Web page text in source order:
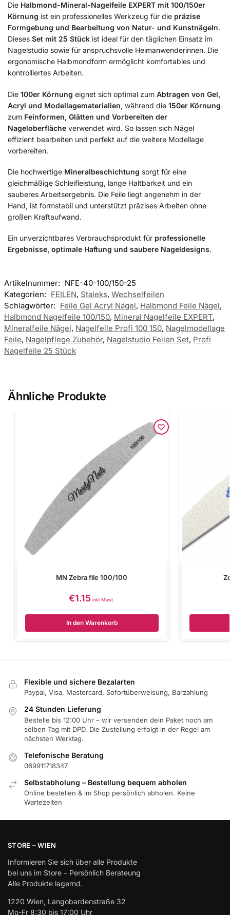
Die Halbmond-Mineral-Nagelfeile EXPERT mit 100/150er
Körnung ist ein professionelles Werkzeug für die präzise
Formgebung und Bearbeitung von Natur- und Kunstnägeln.
Dieses Set mit 25 Stück ist ideal für den täglichen Einsatz im
Nagelstudio sowie für anspruchsvolle Heimanwenderinnen. Die
ergonomische Halbmondform ermöglicht komfortables und
kontrolliertes Arbeiten.
Die 100er Körnung eignet sich optimal zum Abtragen von Gel,
Acryl und Modellagematerialien, während die 150er Körnung
zum Feinformen, Glätten und Vorbereiten der
Nageloberfläche verwendet wird. So lassen sich Nägel
effizient bearbeiten und perfekt auf die weitere Modellage
vorbereiten.
Die hochwertige Mineralbeschichtung sorgt für eine
gleichmäßige Schleifleistung, lange Haltbarkeit und ein
sauberes Arbeitsergebnis. Die Feile liegt angenehm in der
Hand, ist formstabil und unterstützt präzises Arbeiten ohne
großen Kraftaufwand.
Ein unverzichtbares Verbrauchsprodukt für professionelle
Ergebnisse, optimale Haftung und saubere Nageldesigns.
Artikelnummer: NFE-40-100/150-25
Kategorien: FEILEN, Staleks, Wechselfeilen
Schlagwörter: Feile Gel Acryl Nägel, Halbmond Feile Nägel,
Halbmond Nagelfeile 100/150, Mineral Nagelfeile EXPERT,
Mineralfeile Nägel, Nagelfeile Profi 100 150, Nagelmodellage
Feile, Nagelpflege Zubehör, Nagelstudio Feilen Set, Profi
Nagelfeile 25 Stück
Ähnliche Produkte
MN Zebra file 100/100
€1.15 inkl Mwst.
In den Warenkorb
Flexible und sichere Bezalarten
Paypal, Visa, Mastercard, Sofortüberweisung, Barzahlung
24 Stunden Lieferung
Bestelle bis 12:00 Uhr – wir versenden dein Paket noch am
selben Tag mit DPD. Die Zustellung erfolgt in der Regel am
nächsten Werktag.
Telefonische Beratung
069911718347
Selbstabholung – Bestellung bequem abholen
Online bestellen & im Shop persönlich abholen. Keine
Wartezeiten
STORE – WIEN
Informieren Sie sich über alle Produkte
bei uns im Store – Persönlich Berateung
Alle Produkte lagernd.
1220 Wien, Langobardenstraße 32
Mo-Fr 8:30 bis 17:00 Uhr